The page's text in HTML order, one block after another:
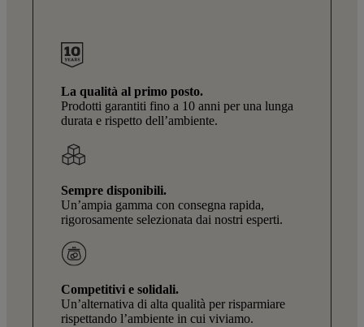
La qualità al primo posto.
Prodotti garantiti fino a 10 anni per una lunga
durata e rispetto dell’ambiente.
Sempre disponibili.
Un’ampia gamma con consegna rapida,
rigorosamente selezionata dai nostri esperti.
Competitivi e solidali.
Un’alternativa di alta qualità per risparmiare
rispettando l’ambiente in cui viviamo.